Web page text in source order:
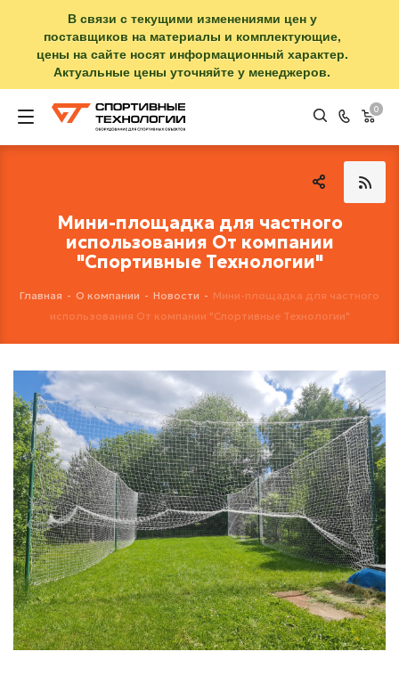
В связи с текущими изменениями цен у
поставщиков на материалы и комплектующие,
цены на сайте носят информационный характер.
Актуальные цены уточняйте у менеджеров.
0
Мини-площадка для частного
использования От компании
"Спортивные Технологии"
Главная - О компании - Новости - Мини-площадка для частного
использования От компании "Спортивные Технологии"